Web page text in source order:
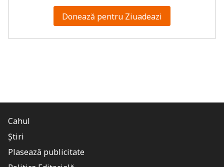
Donează pentru Ziuadeazi
Cahul
Știri
Plasează publicitate